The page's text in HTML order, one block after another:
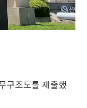
구조도를 제출했